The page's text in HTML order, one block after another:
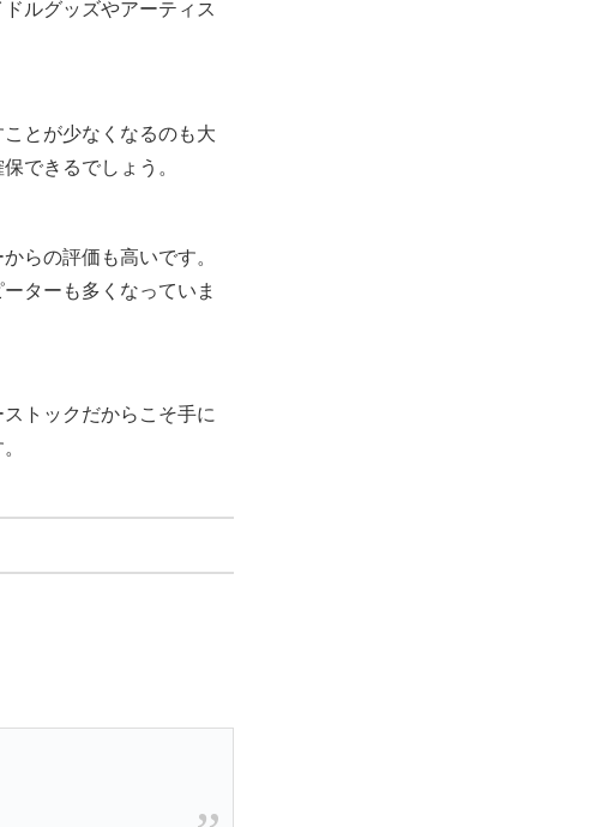
ルグッズやアーティス
とが少なくなるのも大
できるでしょう。
らの評価も高いです。
ターも多くなっていま
トックだからこそ手に